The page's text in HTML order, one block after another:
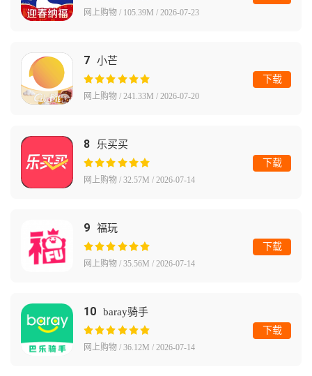
网上购物 / 105.39M / 2026-07-23
7 小芒
网上购物 / 241.33M / 2026-07-20
下载
8 乐买买
网上购物 / 32.57M / 2026-07-14
下载
9 福玩
网上购物 / 35.56M / 2026-07-14
下载
10 baray骑手
网上购物 / 36.12M / 2026-07-14
下载